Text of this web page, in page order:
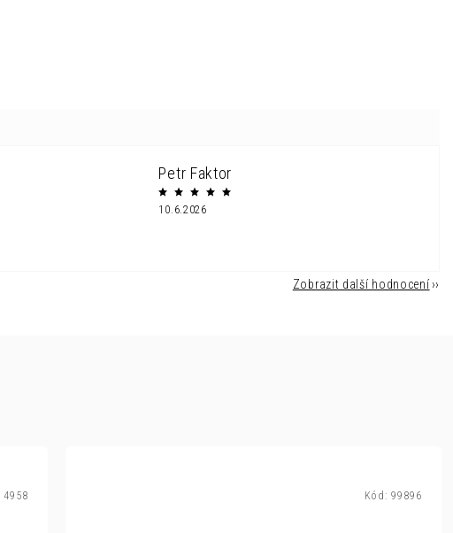
Petr Faktor
10.6.2026
Zobrazit další hodnocení
4958 Kód: 99896